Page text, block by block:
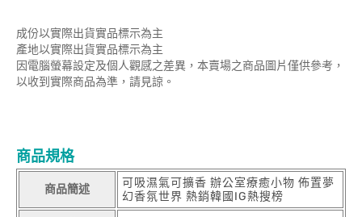
成份以實際出貨實品標示為主
產地以實際出貨實品標示為主
因電腦螢幕設定及個人觀感之差異，本賣場之商品圖片僅供參考，
以收到實際商品為準，請見諒。
商品規格
商品簡述
可吸濕氣可擴香 辦公室療癒小物 佈置夢
幻香氛世界 熱銷韓國IG熱搜榜